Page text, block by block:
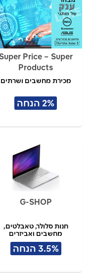
Price – Super
Products
מכירת מחשבים ושרתים
2% הנחה
G-SHOP
חנות סלולר, טאבלטים,
מחשבים ואביזרים
3.5% הנחה